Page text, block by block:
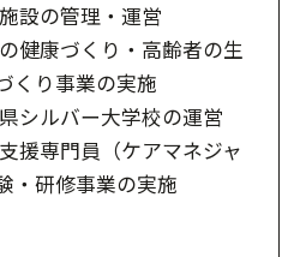
設の管理・運営
健康づくり・高齢者の生
くり事業の実施
シルバー大学校の運営
援専門員（ケアマネジャ
・研修事業の実施